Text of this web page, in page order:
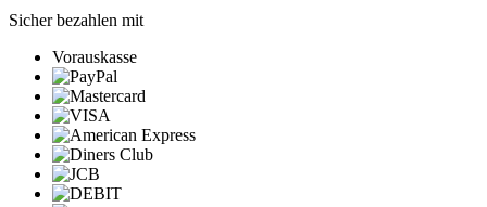
Sicher bezahlen mit
Vorauskasse